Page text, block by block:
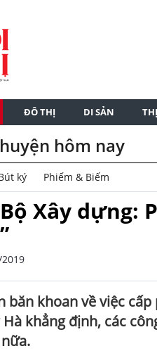
ĐÔ THỊ DI SẢN
hôm nay
ký Phiếm & Biếm
Xây dựng:
băn khoan về việc
khẳng định, các